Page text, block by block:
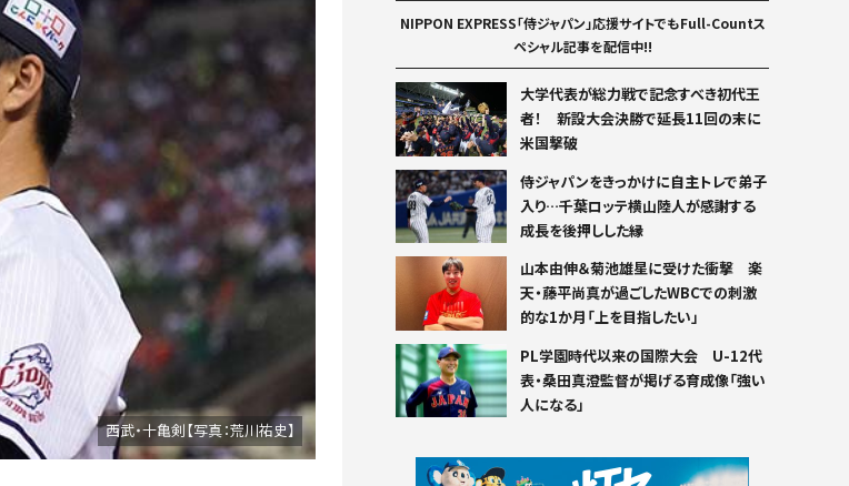
西武・十亀剣【写真：荒川祐史】
NIPPON EXPRESS「侍ジャパン」応援サイトでもFull-Countス
ペシャル記事を配信中!!
大学代表が総力戦で記念すべき初代王
者！ 新設大会決勝で延長11回の末に
米国撃破
侍ジャパンをきっかけに自主トレで弟子
入り…千葉ロッテ横山陸人が感謝する
成長を後押しした縁
山本由伸＆菊池雄星に受けた衝撃 楽
天・藤平尚真が過ごしたWBCでの刺激
的な1か月「上を目指したい」
PL学園時代以来の国際大会 U-12代
表・桑田真澄監督が掲げる育成像「強い
人になる」